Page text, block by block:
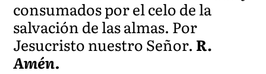
consumados por el celo de la
salvación de las almas. Por
Jesucristo nuestro Señor. R.
Amén.